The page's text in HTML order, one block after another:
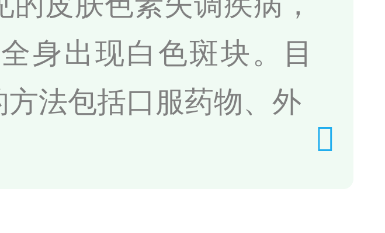
身出现白色斑块。目
法包括口服药物、外